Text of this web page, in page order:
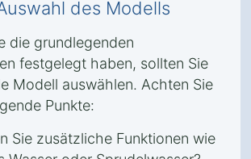
des Modells
die grundlegenden
festgelegt haben, sollten Sie
Modell auswählen. Achten Sie
Punkte:
Sie zusätzliche Funktionen wie